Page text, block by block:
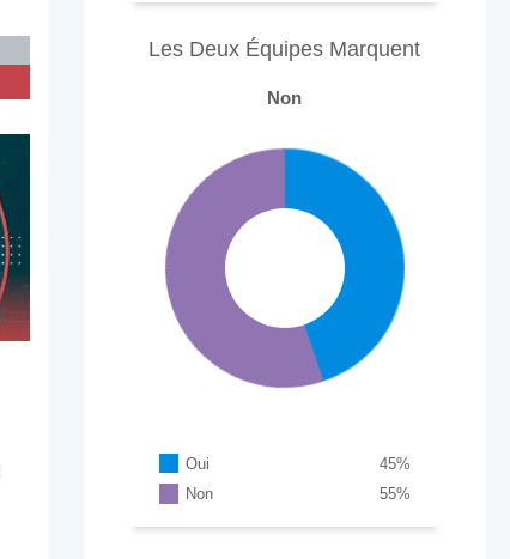
Les Deux Équipes Marquent
Non
Oui %
45
Non
%
55